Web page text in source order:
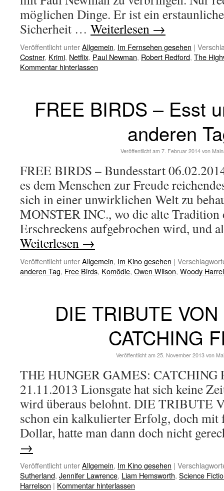
möglichen Dinge. Er ist ein
Sicherheit … Weiterlesen →
Veröffentlicht unterAllgemein, Im Fernsehen gesehen |
Costner, Krimi, Netflix, Paul Newman, Robert Redford, The
Kommentar hinterlassen
FREE BIRDS – Esst
anderen
Veröffentlicht am 7. Februar 2014 von
FREE BIRDS – Bundesstart
es dem Menschen zur Freude
sich in einer unwirklichen Welt zu
MONSTER INC., wo die alte Tradition
Erschreckens aufgebrochen wird, und
Weiterlesen →
Veröffentlicht unterAllgemein, Im Kino gesehen |
anderen Tag, Free Birds, Komödie, Owen Wilson, Woody
DIE TRIBUTE
CATCHING
Veröffentlicht am 25. November 2013 von
THE HUNGER GAMES: CATCHING
21.11.2013 Lionsgate hat sich keine
wird überaus belohnt. DIE TRIBUTE
schon ein kalkulierter Erfolg, doch
Dollar, hatte man dann doch nicht
→
Veröffentlicht unterAllgemein, Im Kino gesehen |
Sutherland, Jennifer Lawrence, Liam Hemsworth, Science
Harrelson | Kommentar hinterlassen